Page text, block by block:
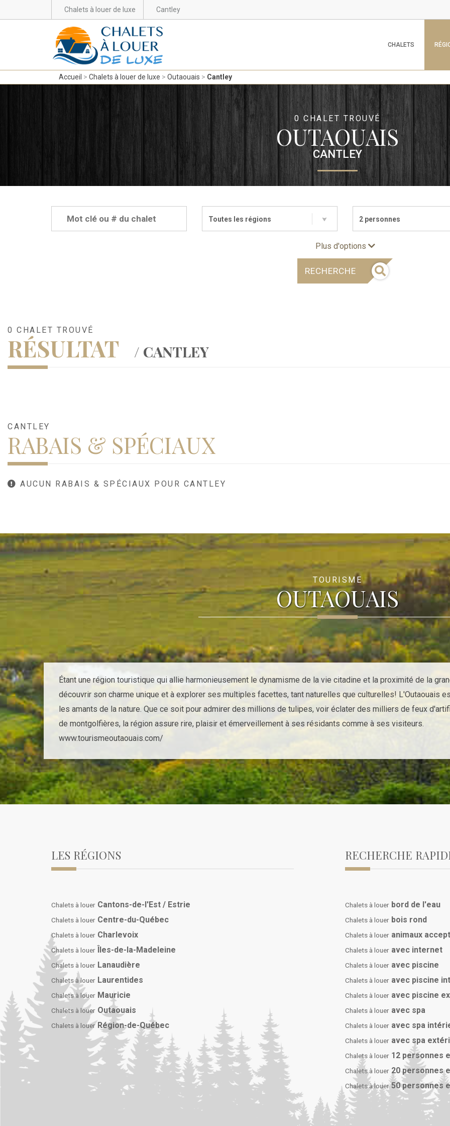
Chalets à louer de luxe Cantley
CHALETS
Accueil Chalets à louer de luxe Outaouais Cantley
0 CHALET TROUVÉ
OUTAOUAIS
CANTLEY
Toutes les régions 2 personnes
Plus d'options
RECHERCHE
0 CHALET TROUVÉ
RÉSULTAT / CANTLEY
CANTLEY
RABAIS & SPÉCIAUX
AUCUN RABAIS & SPÉCIAUX POUR CANTLEY
TOURISME
OUTAOUAIS
Étant une région touristique qui allie harmonieusement le dynamisme de la vie citadine et la proximité de la
découvrir son charme unique et à explorer ses multiples facettes, tant naturelles que culturelles! L'Outaouais
les amants de la nature. Que ce soit pour admirer des millions de tulipes, voir éclater des milliers de feux
de montgolfières, la région assure rire, plaisir et émerveillement à ses résidants comme à ses visiteurs.
www.tourismeoutaouais.com/
LES RÉGIONS
Chalets à louer Cantons-de-l'Est / Estrie
Chalets à louer Centre-du-Québec
Chalets à louer Charlevoix
Chalets à louer Îles-de-la-Madeleine
Chalets à louer Lanaudière
Chalets à louer Laurentides
Chalets à louer Mauricie
Chalets à louer Outaouais
Chalets à louer Région-de-Québec
RECHERCHE
Chalets à louer bord de l'eau
Chalets à louer bois rond
Chalets à louer animaux
Chalets à louer avec internet
Chalets à louer avec piscine
Chalets à louer avec piscine
Chalets à louer avec piscine
Chalets à louer avec spa
Chalets à louer avec spa
Chalets à louer avec spa
Chalets à louer 12 personnes
Chalets à louer 20 personnes
Chalets à louer 50 personnes